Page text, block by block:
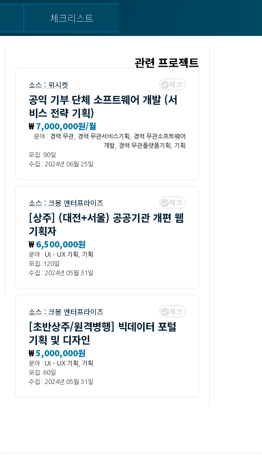
체크리스트
관련 프로젝트
소스 : 위시켓 체크
공익 기부 단체 소프트웨어 개발 (서
비스 전략 기획)
₩7,000,000원/월
분야 : 경력 무관 경력 무관서비스기획
경력 무관소프트웨어
개발
경력 무관플랫폼기획
기획
모집: 90일
수집 : 2024년 06월 25일
소스 : 크몽 엔터프라이즈 체크
[상주] (대전+서울) 공공기관 개편 웹
기획자
₩6,500,000원
분야 : UI・UX 기획
기획
모집: 120일
수집 : 2024년 05월 31일
소스 : 크몽 엔터프라이즈 체크
[초반상주/원격병행] 빅데이터 포털
기획 및 디자인
₩5,000,000원
분야 : UI・UX 기획
기획
모집: 60일
수집 : 2024년 05월 31일